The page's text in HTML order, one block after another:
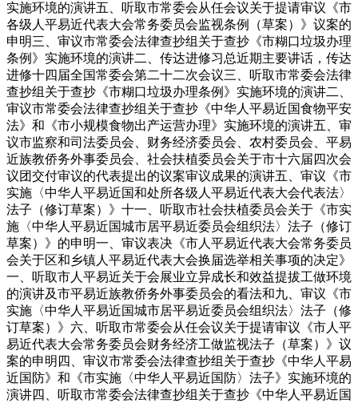
实施环境的演讲五、听取市常委会从任会议关于提请审议《市
各级人平易近代表大会常务委员会监视条例（草案）》议案的
申明三、审议市常委会法律查抄组关于查抄《市糊口垃圾办理
条例》实施环境的演讲二、传达进修习总近期主要讲话，传达
进修十四届全国常委会第二十二次会议三、听取市常委会法律
查抄组关于查抄《市糊口垃圾办理条例》实施环境的演讲二、
审议市常委会法律查抄组关于查抄《中华人平易近国食物平安
法》和《市小规模食物出产运营办理》实施环境的演讲五、审
议市监察和司法委员会、财务经济委员会、农村委员会、平易
近族教侨务外事委员会、社会扶植委员会关于市十六届四次会
议团交付审议的代表提出的议案审议成果的演讲五、审议《市
实施〈中华人平易近国和处所各级人平易近代表大会代表法〉
法子（修订草案）》十一、听取市社会扶植委员会关于《市实
施〈中华人平易近国城市居平易近委员会组织法〉法子（修订
草案）》的申明一、审议表决《市人平易近代表大会常务委员
会关于区和乡镇人平易近代表大会换届选举相关事项的决定》
一、听取市人平易近关于会展业立异成长和效益提拔工做环境
的演讲及市平易近族教侨务外事委员会的看法和九、审议《市
实施〈中华人平易近国城市居平易近委员会组织法〉法子（修
订草案）》六、听取市常委会从任会议关于提请审议《市人平
易近代表大会常务委员会财务经济工做监视法子（草案）》议
案的申明四、审议市常委会法律查抄组关于查抄《中华人平易
近国防》和《市实施〈中华人平易近国防〉法子》实施环境的
演讲四、听取市常委会法律查抄组关于查抄《中华人平易近国